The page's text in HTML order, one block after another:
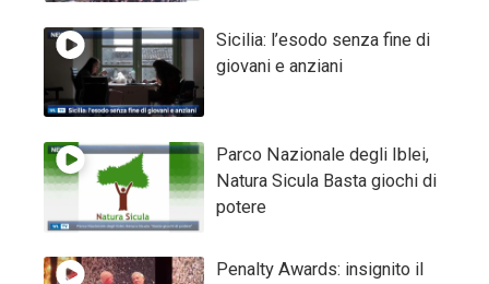
Sicilia: l’esodo senza fine di
giovani e anziani
Parco Nazionale degli Iblei,
Natura Sicula Basta giochi di
potere
Penalty Awards: insignito il